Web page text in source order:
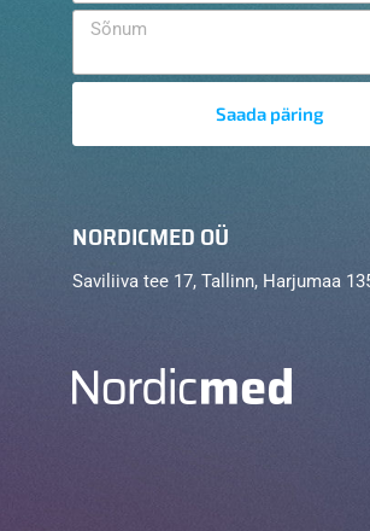
Saada päring
NORDICMED OÜ
Saviliiva tee 17, Tallinn, Harjumaa